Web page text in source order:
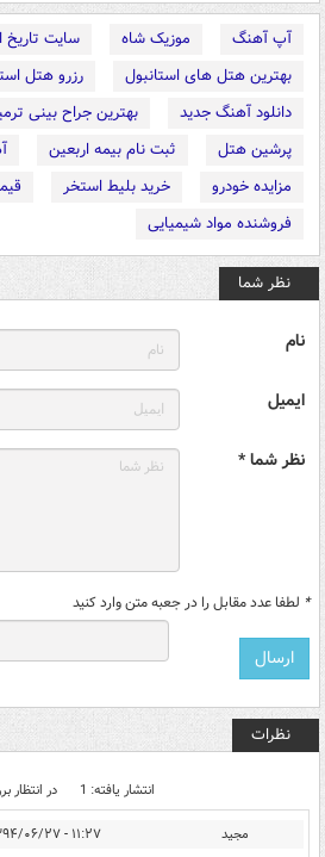
آپ آهنگ موزیک شاه
سایت تاریخ
بهترین هتل های استانبول
رزرو هتل
دانلود آهنگ جدید
بهترین جراح بینی
پرشین هتل
ثبت نام بیمه اربعین
مزایده خودرو
خرید بلیط استخر
فروشنده مواد شیمیایی
نظر شما
نام
ایمیل
نظر شما *
* لطفا عدد مقابل را در جعبه متن وارد کنید
نظرات
انتشار یافته: 1 در انتظار
مجید ۱۱:۲۷ - ۱۳۹۴/۰۶/۲۷